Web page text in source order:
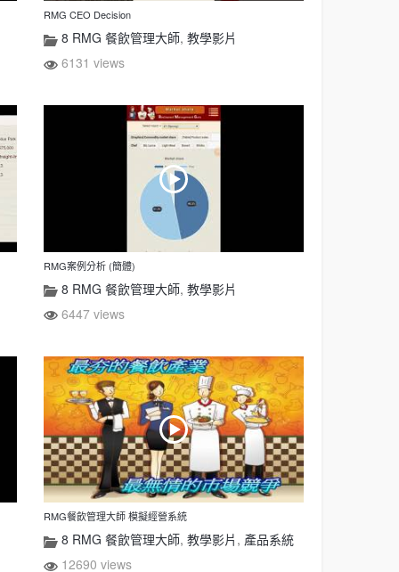
RMG CEO Decision
8 RMG 餐飲管理大師, 教學影片
6131 views
RMG案例分析 (簡體)
8 RMG 餐飲管理大師, 教學影片
6447 views
RMG餐飲管理大師 模擬經營系統
8 RMG 餐飲管理大師, 教學影片 , 產品系統
12690 views